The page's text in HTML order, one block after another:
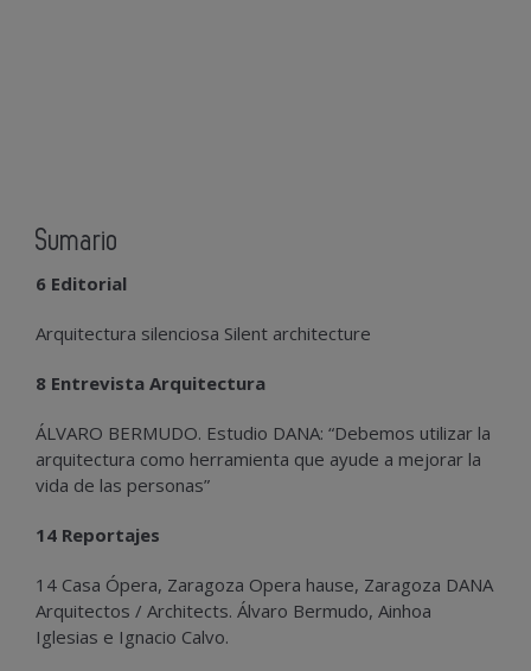
Sumario
6 Editorial
Arquitectura silenciosa Silent architecture
8 Entrevista Arquitectura
ÁLVARO BERMUDO. Estudio DANA: “Debemos utilizar la
arquitectura como herramienta que ayude a mejorar la
vida de las personas”
14 Reportajes
14 Casa Ópera, Zaragoza Opera hause, Zaragoza DANA
Arquitectos / Architects. Álvaro Bermudo, Ainhoa
Iglesias e Ignacio Calvo.